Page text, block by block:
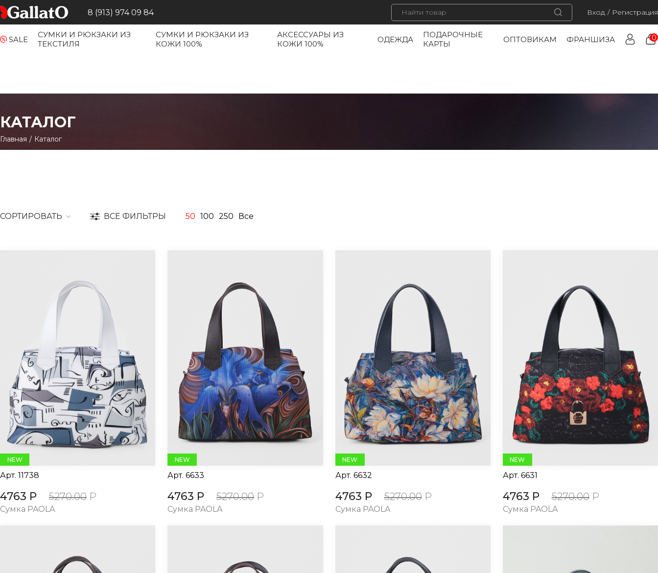
8 (913) 974 09 84 Вход / Регистрация
SALE
СУМКИ И РЮКЗАКИ ИЗ
ТЕКСТИЛЯ
СУМКИ И РЮКЗАКИ ИЗ
КОЖИ 100%
АКСЕССУАРЫ ИЗ
КОЖИ 100%
ОДЕЖДА
ПОДАРОЧНЫЕ
КАРТЫ
ОПТОВИКАМ ФРАНШИЗА 0
КАТАЛОГ
Главная / Каталог
СОРТИРОВАТЬ ВСЕ ФИЛЬТРЫ 50 100 250 Все
NEW
Арт. 11738
4763 Р 5270.00 Р
Сумка PAOLA
NEW
Арт. 6633
4763 Р 5270.00 Р
Сумка PAOLA
NEW
Арт. 6632
4763 Р 5270.00 Р
Сумка PAOLA
NEW
Арт. 6631
4763 Р 5270.00 Р
Сумка PAOLA